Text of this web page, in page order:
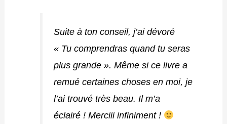
Suite à ton conseil, j’ai dévoré
« Tu comprendras quand tu seras
plus grande ». Même si ce livre a
remué certaines choses en moi, je
l’ai trouvé très beau. Il m’a
éclairé ! Merciii infiniment !